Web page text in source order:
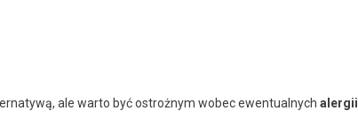
ale warto być ostrożnym wobec ewentualnych alergii